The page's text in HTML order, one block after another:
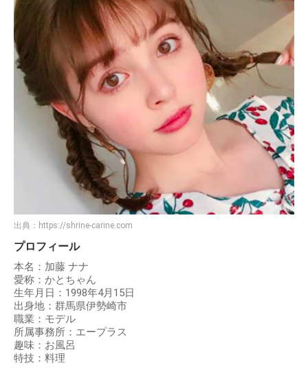
出典： https://shrine-carine.com
プロフィール
本名：加藤 ナナ
愛称：かとちゃん
生年月日：1998年4月15日
出身地：群馬県伊勢崎市
職業：モデル
所属事務所：エープラス
趣味：お風呂
特技：料理